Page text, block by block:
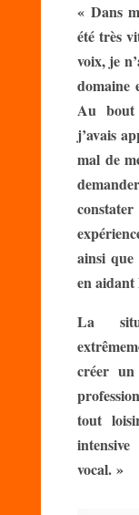
« Dans
été très
voix, je
domaine
Au bout
j’avais
mal de
ainsi
en
La
créer
tout
vocal. »